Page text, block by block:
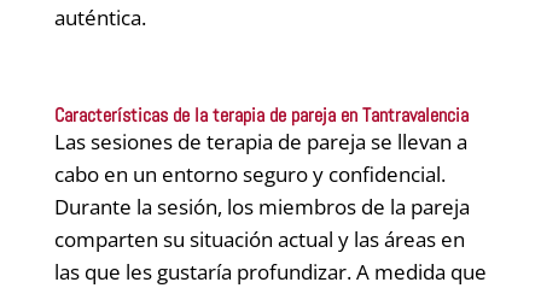
auténtica.
Características de la terapia de pareja en Tantravalencia
Las sesiones de terapia de pareja se llevan a
cabo en un entorno seguro y confidencial.
Durante la sesión, los miembros de la pareja
comparten su situación actual y las áreas en
las que les gustaría profundizar. A medida que